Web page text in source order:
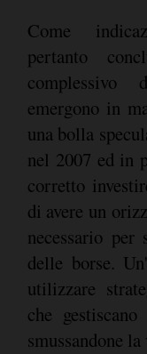
Come
pertanto
emergono in
una bolla
nel 2007 ed in
corretto
di avere un
necessario
delle borse.
utilizzare
che
smussandone